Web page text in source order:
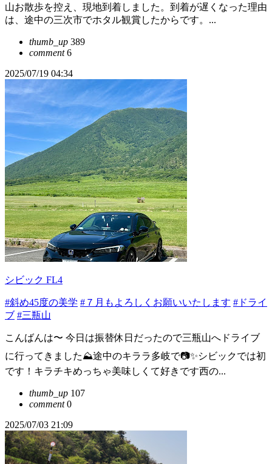
山お散歩を控え、現地到着しました。到着が遅くなった理由
は、途中の三次市でホタル観賞したからです。...
thumb_up 389
comment6
2025/07/19 04:34
シビック FL4
#斜め45度の美学 #７月もよろしくお願いいたします #ドライ
ブ #三瓶山
こんばんは〜 今日は振替休日だったので三瓶山へドライブ
に行ってきました⛰️途中のキララ多岐で📷✨シビックでは初
です！キラチキめっちゃ美味しくて好きです西の...
thumb_up 107
comment0
2025/07/03 21:09